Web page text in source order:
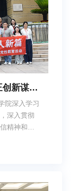
作为首要
开...
创新谋发
学院
院深入学习
深入贯彻
精神和全
次党代会
水平对外